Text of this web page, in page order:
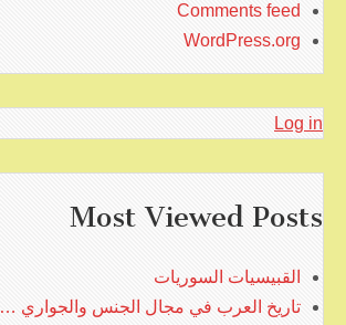
Comments feed
WordPress.org
Log in
Most Viewed Posts
القبيسيات السوريات
تاريخ العرب في مجال الجنس والجواري …